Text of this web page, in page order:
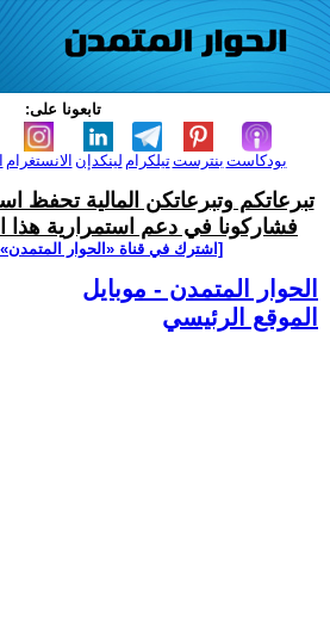
تابعونا على:
الانستغرام لينكدإن تيلكرامبنترست بودكاست
تبرعاتكم وتبرعاتكن المالية تحفظ
فشاركونا في دعم استمرارية هذا
[اشترك في قناة ‫«الحوار
الحوار المتمدن - موبايل
الموقع الرئيسي